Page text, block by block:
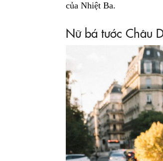
của Nhiệt Ba.
Nữ bá tước Châu